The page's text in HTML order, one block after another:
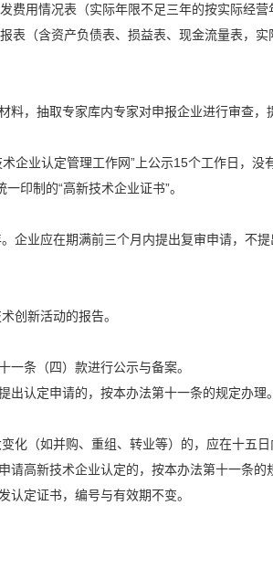
用情况表（实际年限不足三年的按实际经营
（含资产负债表、损益表、现金流量表，实
，抽取专家库内专家对申报企业进行审查，
业认定管理工作网”上公示15个工作日，没
印制的“高新技术企业证书”。
业应在期满前三个月内提出复审申请，不提
创新活动的报告。
条（四）款进行公示与备案。
认定申请的，按本办法第十一条的规定办理。
（如并购、重组、转业等）的，应在十五日
高新技术企业认定的，按本办法第十一条的
定证书，编号与有效期不变。